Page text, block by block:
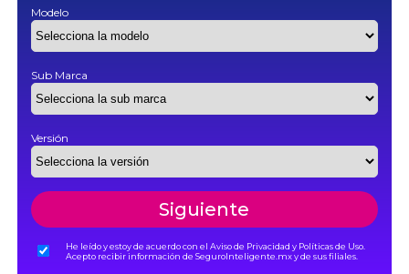
Modelo
Sub Marca
Versión
Siguiente
He leído y estoy de acuerdo con el Aviso de Privacidad y Políticas de Uso.
Acepto recibir información de SeguroInteligente.mx y de sus filiales.